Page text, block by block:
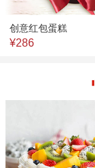
创意红包蛋糕
¥286